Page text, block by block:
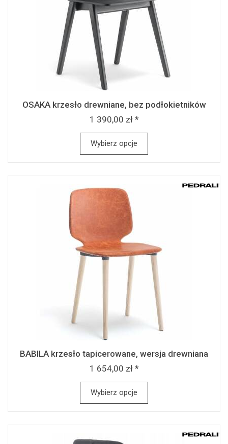
OSAKA krzesło drewniane, bez podłokietników
1 390,00 zł *
Wybierz opcje
BABILA krzesło tapicerowane, wersja drewniana
1 654,00 zł *
Wybierz opcje